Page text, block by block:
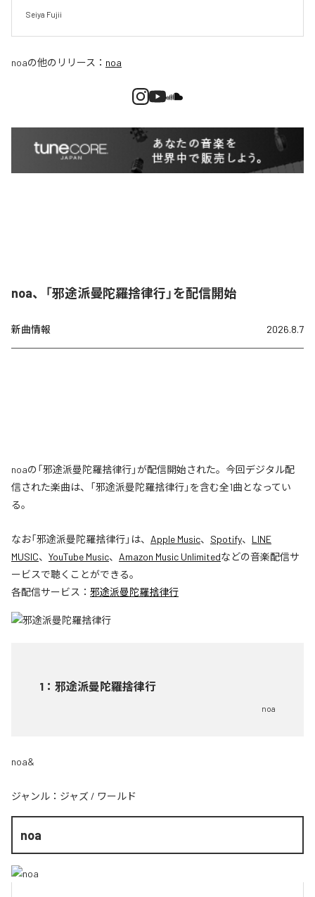
Seiya Fujii
noaの他のリリース： noa
noa、「邪途派曼陀羅捨律行」を配信開始
新曲情報 2026.8.7
noaの「邪途派曼陀羅捨律行」が配信開始された。今回デジタル配
信された楽曲は、「邪途派曼陀羅捨律行」を含む全1曲となってい
る。
なお「邪途派曼陀羅捨律行」は、 Apple Music、 Spotify、 LINE
MUSIC、 YouTube Music、 Amazon Music Unlimitedなどの音楽配信サ
ービスで聴くことができる。
各配信サービス： 邪途派曼陀羅捨律行
1 ： 邪途派曼陀羅捨律行
noa
noa&
ジャンル： ジャズ / ワールド
noa